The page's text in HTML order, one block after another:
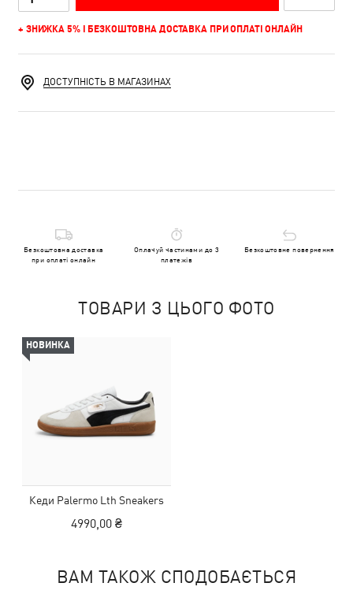
+ ЗНИЖКА 5% І БЕЗКОШТОВНА ДОСТАВКА ПРИ ОПЛАТІ ОНЛАЙН
ДОСТУПНІСТЬ В МАГАЗИНАХ
Безкоштовна доставка
при оплаті онлайн
Оплачуй частинами до 3
платежів
Безкоштовне повернення
ТОВАРИ З ЦЬОГО ФОТО
НОВИНКА
Кеди Palermo Lth Sneakers
4990,00 ₴
ВАМ ТАКОЖ СПОДОБАЄТЬСЯ